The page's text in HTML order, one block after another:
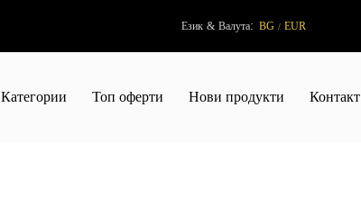
Език & Валута: BG / EUR
Категории Топ оферти Нови продукти Контакт